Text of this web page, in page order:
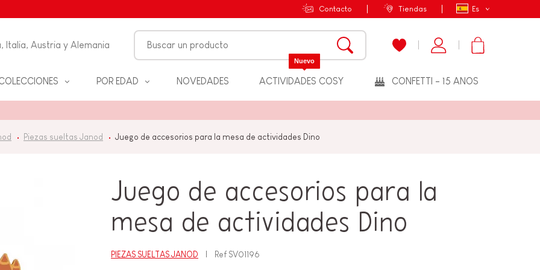
Es
Contacto Tiendas
Italia, Austria y Alemania
POR EDAD NOVEDADES ACTIVIDADES COSY
Nuevo
CONFETTI - 15 ANOS
Piezas sueltas Janod Juego de accesorios para la mesa de actividades Dino
Juego de accesorios para la
mesa de actividades Dino
PIEZAS SUELTAS JANOD Ref SV01196